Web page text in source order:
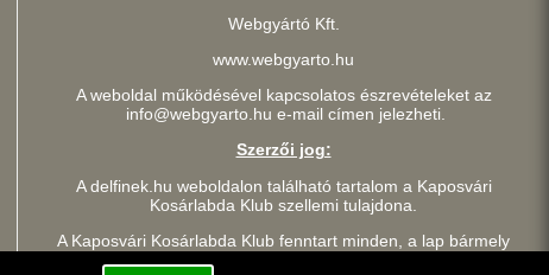
Webgyártó Kft.
www.webgyarto.hu
A weboldal működésével kapcsolatos észrevételeket az
info@webgyarto.hu e-mail címen jelezheti.
Szerzői jog:
A delfinek.hu weboldalon található tartalom a Kaposvári
Kosárlabda Klub szellemi tulajdona.
A Kaposvári Kosárlabda Klub fenntart minden, a lap bármely